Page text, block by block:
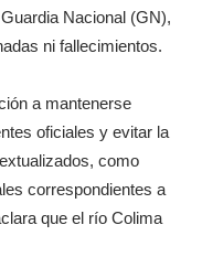
Nacional (GN),
ni fallecimientos.
a mantenerse
oficiales y evitar la
como
correspondientes a
que el río Colima